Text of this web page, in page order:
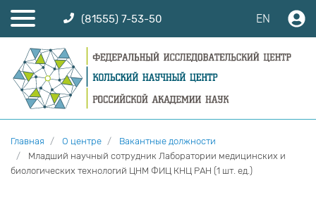
(81555) 7-53-50 EN
Главная О центре
Вакантные должности
Младший научный сотрудник Лаборатории медицинских и
биологических технологий ЦНМ ФИЦ КНЦ РАН (1 шт. ед.)